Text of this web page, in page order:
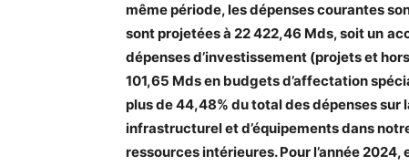
même période, les dépenses courantes
sont projetées à 22 422,46 Mds, soit un
dépenses d’investissement (projets et
101,65 Mds en budgets d’affectation
plus de 44,48% du total des dépenses
infrastructurel et d’équipements dans
ressources intérieures. Pour l’année